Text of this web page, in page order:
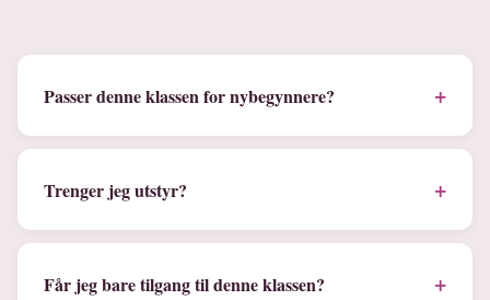
Passer denne klassen for nybegynnere? +
Trenger jeg utstyr? +
Får jeg bare tilgang til denne klassen? +